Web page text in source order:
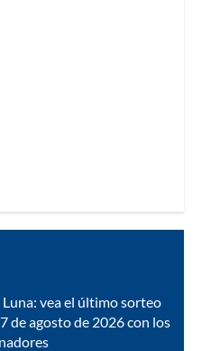
vea el último sorteo
de agosto de 2026 con los